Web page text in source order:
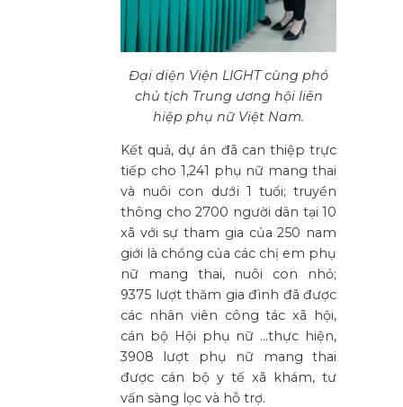
Đại diện Viện LIGHT cùng phó
chủ tịch Trung ương hội liên
hiệp phụ nữ Việt Nam.
Kết quả, dự án đã can thiệp trực
tiếp cho 1,241 phụ nữ mang thai
và nuôi con dưới 1 tuổi; truyền
thông cho 2700 người dân tại 10
xã với sự tham gia của 250 nam
giới là chồng của các chị em phụ
nữ mang thai, nuôi con nhỏ;
9375 lượt thăm gia đình đã được
các nhân viên công tác xã hội,
cán bộ Hội phụ nữ …thực hiện,
3908 lượt phụ nữ mang thai
được cán bộ y tế xã khám, tư
vấn sàng lọc và hỗ trợ.